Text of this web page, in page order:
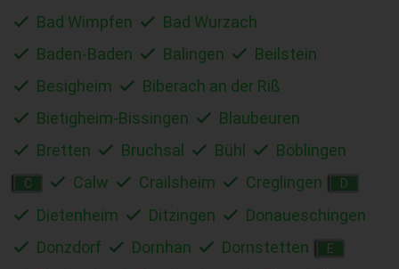
Bad Wimpfen
Bad Wurzach
Baden-Baden
Balingen
Beilstein
Besigheim
Biberach an der Riß
Bietigheim-Bissingen
Blaubeuren
Bretten
Bruchsal Bühl Böblingen
C Calw Crailsheim Creglingen D
Dietenheim Ditzingen
Donaueschingen
Donzdorf
Dornhan Dornstetten E